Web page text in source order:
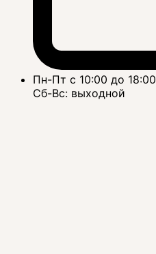
Пн-Пт с 10:00 до 18:00
Сб-Вс: выходной